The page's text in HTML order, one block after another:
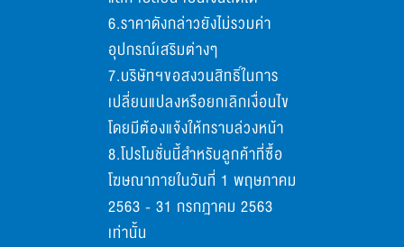
6.ราคาดังกล่าวยังไม่รวมค่า
อุปกรณ์เสริมต่างๆ
7.บริษัทฯขอสงวนสิทธิ์ในการ
เปลี่ยนแปลงหรือยกเลิกเงื่อนไข
โดยมีต้องแจ้งให้ทราบล่วงหน้า
8.โปรโมชั่นนี้สำหรับลูกค้าที่ซื้อ
โฆษณาภายในวันที่ 1 พฤษภาคม
2563 - 31 กรกฎาคม 2563
เท่านั้น